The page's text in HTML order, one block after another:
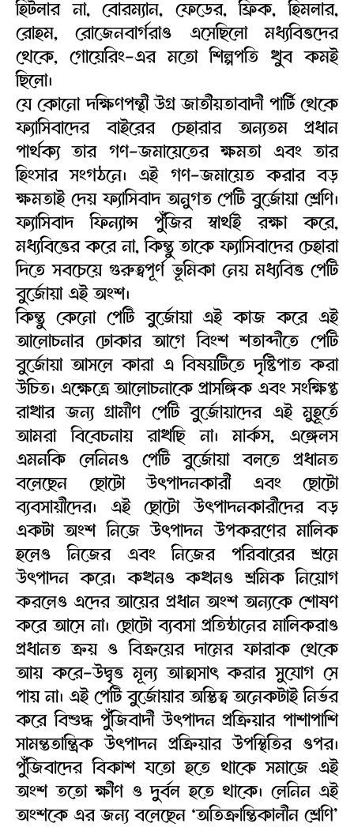
হিটলার না, বোরম্যান, ফেডের, ফ্রিক, হিমলার,
রোহম, রোজেনবার্গরাও এসেছিলো মধ্যবিত্তদের
থেকে, গোয়েরিং-এর মতো শিল্পপতি খুব কমই
ছিলো।
যে কোনো দক্ষিণপন্থী উগ্র জাতীয়তাবাদী পার্টি থেকে
ফ্যাসিবাদের বাইরের চেহারার অন্যতম প্রধান
পার্থক্য তার গণ-জমায়েতের ক্ষমতা এবং তার
হিংসার সংগঠনে। এই গণ-জমায়েত করার বড়
ক্ষমতাই দেয় ফ্যাসিবাদ অনুগত পেটি বুর্জোয়া শ্রেণি।
ফ্যাসিবাদ ফিন্যান্স পুঁজির স্বার্থই রক্ষা করে,
মধ্যবিত্তের করে না, কিন্তু তাকে ফ্যাসিবাদের চেহারা
দিতে সবচেয়ে গুরুত্বপূর্ণ ভূমিকা নেয় মধ্যবিত্ত পেটি
বুর্জোয়া এই অংশ।
কিন্তু কেনো পেটি বুর্জোয়া এই কাজ করে এই
আলোচনার ঢোকার আগে বিংশ শতাব্দীতে পেটি
বুর্জোয়া আসলে কারা এ বিষয়টিতে দৃষ্টিপাত করা
উচিত। এক্ষেত্রে আলোচনাকে প্রাসঙ্গিক এবং সংক্ষিপ্ত
রাখার জন্য গ্রামীণ পেটি বুর্জোয়াদের এই মুহূর্তে
আমরা বিবেচনায় রাখছি না। মার্কস, এঙ্গেলস
এমনকি লেনিনও পেটি বুর্জোয়া বলতে প্রধানত
বলেছেন ছোটো উৎপাদনকারী এবং ছোটো
ব্যবসায়ীদের। এই ছোটো উৎপাদনকারীদের বড়
একটা অংশ নিজে উৎপাদন উপকরণের মালিক
হলেও নিজের এবং নিজের পরিবারের শ্রমে
উৎপাদন করে। কখনও কখনও শ্রমিক নিয়োগ
করলেও এদের আয়ের প্রধান অংশ অন্যকে শোষণ
করে আসে না। ছোটো ব্যবসা প্রতিষ্ঠানের মালিকরাও
প্রধানত ক্রয় ও বিক্রয়ের দামের ফারাক থেকে
আয় করে-উদ্বৃত্ত মূল্য আত্মসাৎ করার সুযোগ সে
পায় না। এই পেটি বুর্জোয়ার অস্তিত্ব অনেকটাই নির্ভর
করে বিশুদ্ধ পুঁজিবাদী উৎপাদন প্রক্রিয়ার পাশাপাশি
সামন্ততান্ত্রিক উৎপাদন প্রক্রিয়ার উপস্থিতির ওপর।
পুঁজিবাদের বিকাশ যতো হতে থাকে সমাজে এই
অংশ ততো ক্ষীণ ও দুর্বল হতে থাকে। লেনিন এই
অংশকে এর জন্য বলেছেন ‘অতিক্রান্তিকালীন শ্রেণি’